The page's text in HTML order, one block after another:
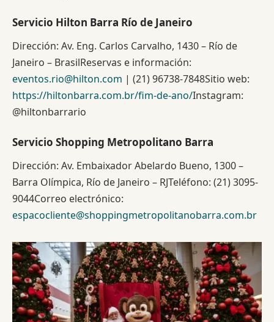
Servicio Hilton Barra Río de Janeiro
Dirección: Av. Eng. Carlos Carvalho, 1430 – Río de
Janeiro – BrasilReservas e información:
eventos.rio@hilton.com | (21) 96738-7848Sitio web:
https://hiltonbarra.com.br/fim-de-ano/Instagram:
@hiltonbarrario
Servicio Shopping Metropolitano Barra
Dirección: Av. Embaixador Abelardo Bueno, 1300 –
Barra Olímpica, Río de Janeiro – RJTeléfono: (21) 3095-
9044Correo electrónico:
espacocliente@shoppingmetropolitanobarra.com.br